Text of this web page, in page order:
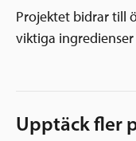
Projektet bidrar till
viktiga
Upptäck fler